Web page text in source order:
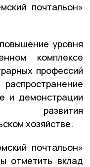
почтальон»
уровня
комплексе
профессий
и демонстрации
развития
хозяйстве.
почтальон»
отметить вклад